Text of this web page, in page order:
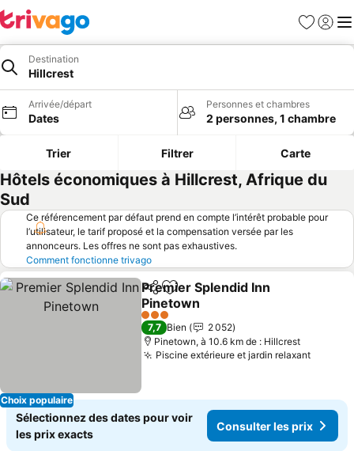
Favoris
Se
Destination
Hillcrest
Arrivée/départ
Dates
Personnes et chambres
2 personnes, 1 chambre
Trier Filtrer Carte
Hôtels économiques à Hillcrest, Afrique du
Sud
Ce référencement par défaut prend en compte l’intérêt probable pour
l’utilisateur, le tarif proposé et la compensation versée par les
annonceurs. Les offres ne sont pas exhaustives.
Comment fonctionne trivago
Choix populaire
PartagerAjouter à mes favoris
Premier Splendid Inn
Pinetown
Consulter les prix
3 Étoiles
7,7 Bien
2 052
Pinetown, à 10.6 km de : Hillcrest
Piscine extérieure et jardin relaxant
Sélectionnez des dates pour voir
les prix exacts
Consulter les prix